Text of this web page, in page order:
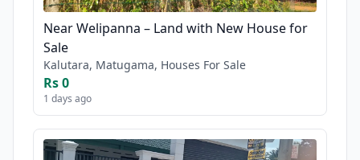
Near Welipanna – Land with New House for
Sale
Kalutara, Matugama, Houses For Sale
Rs 0
1 days ago